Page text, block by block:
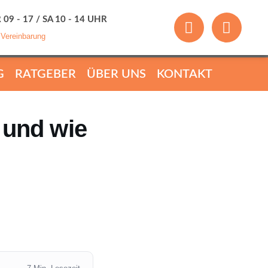
09 - 17 / SA 10 - 14 UHR
RATGEBER ÜBER UNS KONTAKT
wie